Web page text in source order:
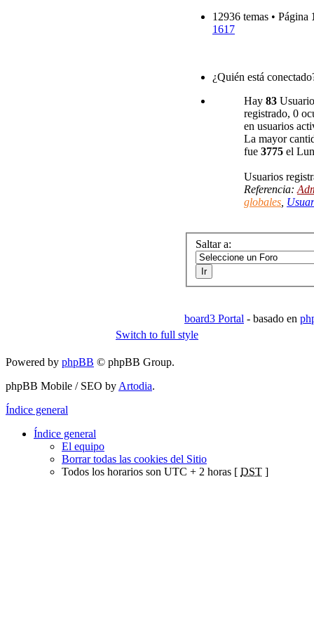
12936 temas • Página
1617
¿Quién está
Hay 83
registrado, 0
en usuarios
La mayor
fue 3775 el
Usuarios
Referencia:
globales,
Saltar a:
board3 Portal - basado en
Switch to full style
Powered by phpBB © phpBB Group.
phpBB Mobile / SEO by Artodia.
Índice general
Índice general
El equipo
Borrar todas las cookies del Sitio
Todos los horarios son UTC + 2 horas [ DST ]